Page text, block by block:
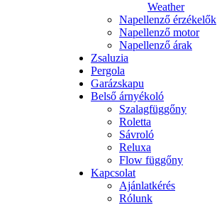
Weather
Napellenző érzékelők
Napellenző motor
Napellenző árak
Zsaluzia
Pergola
Garázskapu
Belső árnyékoló
Szalagfüggőny
Roletta
Sávroló
Reluxa
Flow függőny
Kapcsolat
Ajánlatkérés
Rólunk